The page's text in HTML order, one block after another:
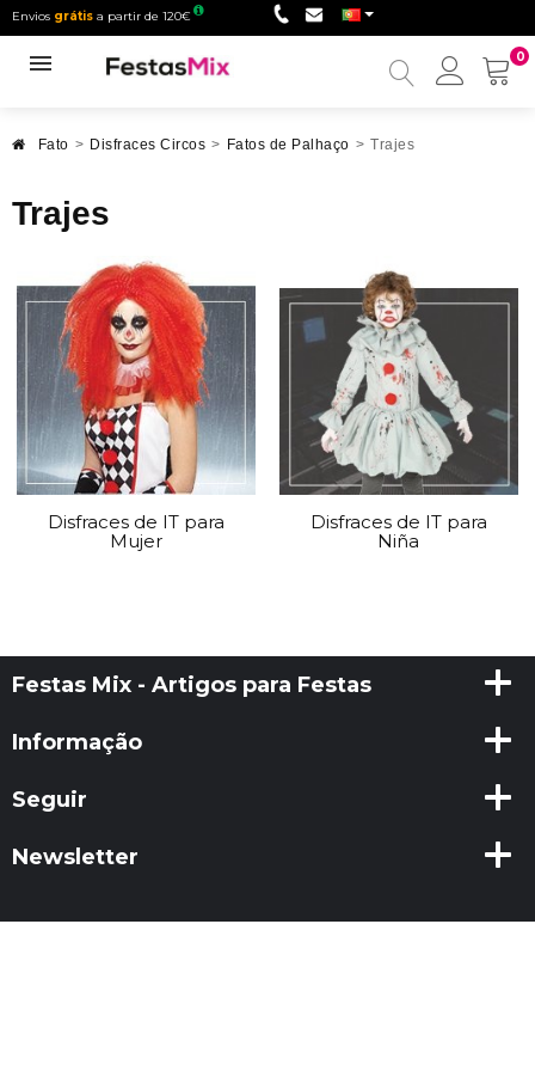
Envios grátis a partir de 120€
0
Minha
Fato > Disfraces Circos > Fatos de Palhaço > Trajes
Trajes
Disfraces de IT para
Mujer
Disfraces de IT para
Niña
Festas Mix - Artigos para Festas
Informação
Seguir
Newsletter